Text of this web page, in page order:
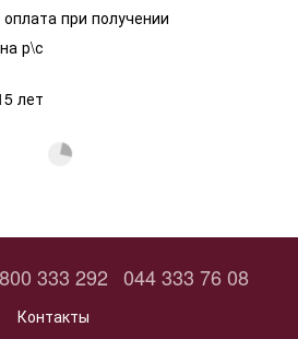
при получении
р\с
лет
333 292 044 333 76 08
Контакты